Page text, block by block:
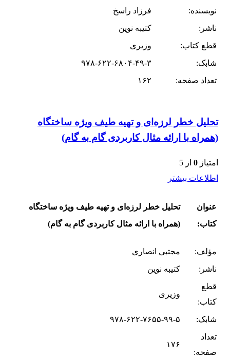
نویسنده:
فرزاد راسخ
ناشر:
کتیبه نوین
قطع کتاب:
وزیری
شابک:
۹۷۸-۶۲۲-۶۸۰۴-۴۹-۳
تعداد صفحه:
۱۶۲
تحلیل خطر لرزه‌ای و تهیه طیف ویژه ساختگاه
(همراه با ارائه مثال کاربردی گام به گام)
امتیاز 0 از 5
اطلاعات بیشتر
عنوان
کتاب:
تحلیل خطر لرزه‌ای و تهیه طیف ویژه ساختگاه
(همراه با ارائه مثال کاربردی گام به گام)
مؤلف:
مجتبی انصاری
ناشر:
کتیبه نوین
قطع
کتاب:
وزیری
شابک:
۹۷۸-۶۲۲-۷۶۵۵-۹۹-۵
تعداد
صفحه:
۱۷۶